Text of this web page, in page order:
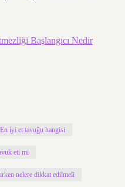
Başlangıcı Nedir
En iyi et tavuğu hangisi
eti mi
nelere dikkat edilmeli